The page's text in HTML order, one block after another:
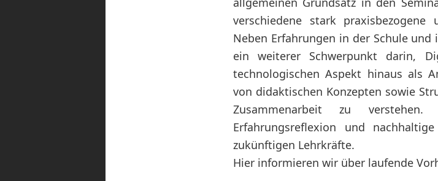
verschiedene stark praxisbezogene
Neben Erfahrungen in der Schule
ein weiterer Schwerpunkt darin,
technologischen Aspekt hinaus als
von didaktischen Konzepten sowie
Zusammenarbeit zu
Erfahrungsreflexion und
zukünftigen Lehrkräfte.
Hier informieren wir über laufende